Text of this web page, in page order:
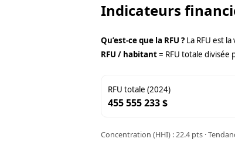
Indicateurs
Qu’est-ce que la RFU ? La RFU est
RFU / habitant= RFU totale divisée
RFU totale (2024)
455 555 233 $
Concentration (HHI) : 22.4 pts ·